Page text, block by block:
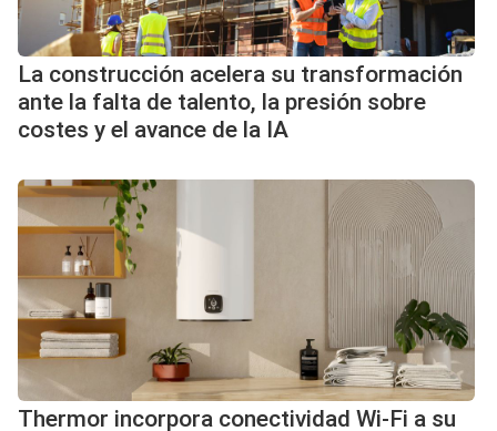
La construcción acelera su transformación
ante la falta de talento, la presión sobre
costes y el avance de la IA
Thermor incorpora conectividad Wi-Fi a su